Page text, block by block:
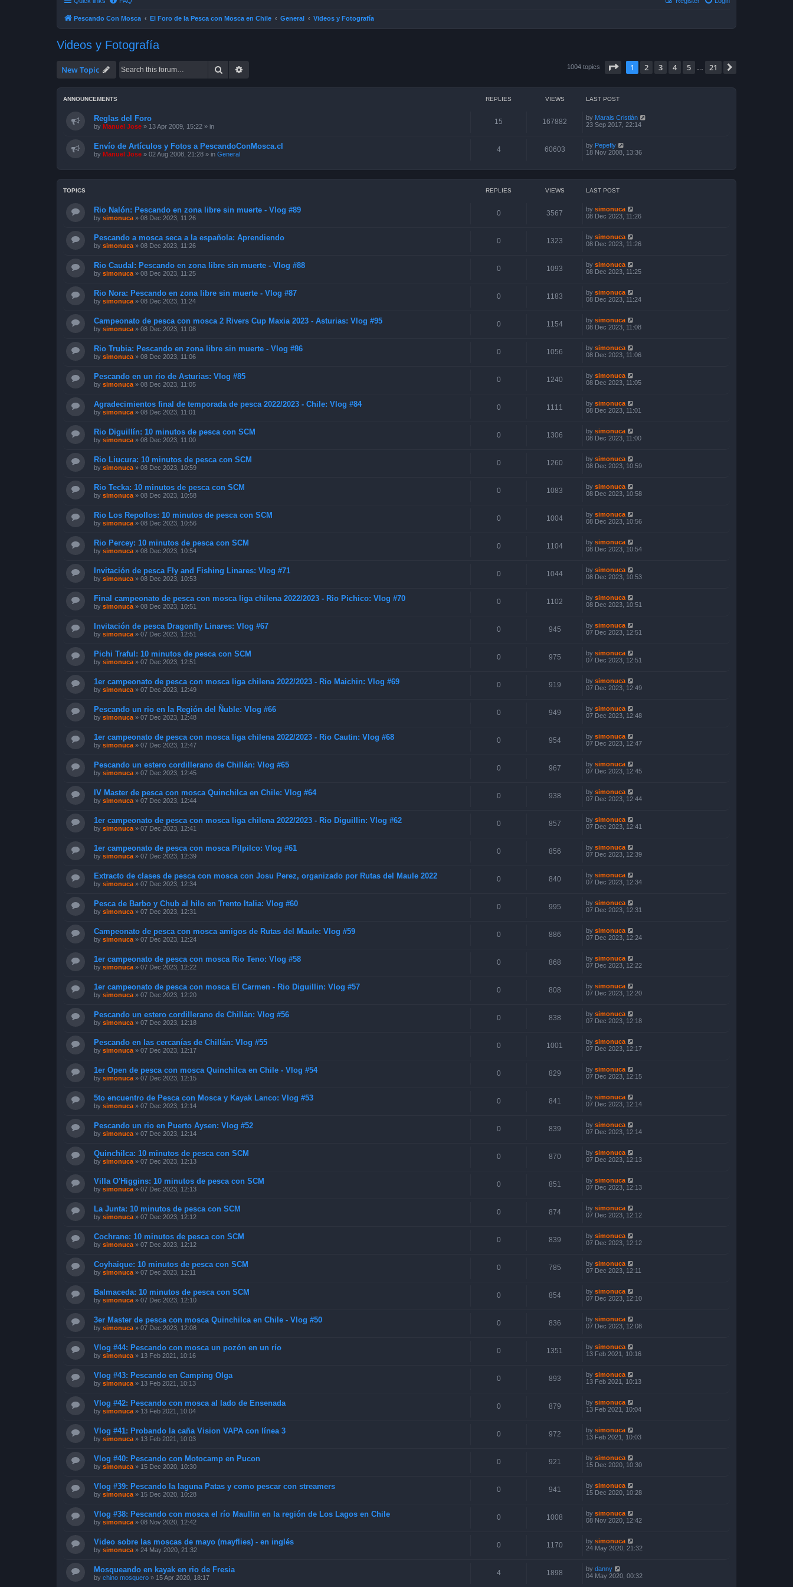
Pescando Con Mosca El Foro de la Pesca con Mosca en Chile General Videos y Fotografía
Videos y Fotografía
New Topic Search 1004 topics Page of 21
1 2 3 4 5 21
ANNOUNCEMENTS REPLIES VIEWS LAST POST
Reglas del Foro
by Manuel Jose » 13 Apr 2009, 15:22 » in
15 167882 by Marais Cristián
23 Sep 2017, 22:14
Envío de Artículos y Fotos a PescandoConMosca.cl
by Manuel Jose » 02 Aug 2008, 21:28 » in General
4 60603 by Pepefly
18 Nov 2008, 13:36
TOPICS REPLIES VIEWS LAST POST
Rio Nalón: Pescando en zona libre sin muerte - Vlog #89
by simonuca » 08 Dec 2023, 11:26
0 3567 by simonuca
08 Dec 2023, 11:26
Pescando a mosca seca a la española: Aprendiendo
by simonuca » 08 Dec 2023, 11:26
0 1323 by simonuca
08 Dec 2023, 11:26
Rio Caudal: Pescando en zona libre sin muerte - Vlog #88
by simonuca » 08 Dec 2023, 11:25
0 1093 by simonuca
08 Dec 2023, 11:25
Rio Nora: Pescando en zona libre sin muerte - Vlog #87
by simonuca » 08 Dec 2023, 11:24
0 1183 by simonuca
08 Dec 2023, 11:24
Campeonato de pesca con mosca 2 Rivers Cup Maxia 2023 - Asturias: Vlog #95
by simonuca » 08 Dec 2023, 11:08
0 1154 by simonuca
08 Dec 2023, 11:08
Rio Trubia: Pescando en zona libre sin muerte - Vlog #86
by simonuca » 08 Dec 2023, 11:06
0 1056 by simonuca
08 Dec 2023, 11:06
Pescando en un rio de Asturias: Vlog #85
by simonuca » 08 Dec 2023, 11:05
0 1240 by simonuca
08 Dec 2023, 11:05
Agradecimientos final de temporada de pesca 2022/2023 - Chile: Vlog #84
by simonuca » 08 Dec 2023, 11:01
0 1111 by simonuca
08 Dec 2023, 11:01
Rio Diguillín: 10 minutos de pesca con SCM
by simonuca » 08 Dec 2023, 11:00
0 1306 by simonuca
08 Dec 2023, 11:00
Rio Liucura: 10 minutos de pesca con SCM
by simonuca » 08 Dec 2023, 10:59
0 1260 by simonuca
08 Dec 2023, 10:59
Rio Tecka: 10 minutos de pesca con SCM
by simonuca » 08 Dec 2023, 10:58
0 1083 by simonuca
08 Dec 2023, 10:58
Rio Los Repollos: 10 minutos de pesca con SCM
by simonuca » 08 Dec 2023, 10:56
0 1004 by simonuca
08 Dec 2023, 10:56
Rio Percey: 10 minutos de pesca con SCM
by simonuca » 08 Dec 2023, 10:54
0 1104 by simonuca
08 Dec 2023, 10:54
Invitación de pesca Fly and Fishing Linares: Vlog #71
by simonuca » 08 Dec 2023, 10:53
0 1044 by simonuca
08 Dec 2023, 10:53
Final campeonato de pesca con mosca liga chilena 2022/2023 - Rio Pichico: Vlog #70
by simonuca » 08 Dec 2023, 10:51
0 1102 by simonuca
08 Dec 2023, 10:51
Invitación de pesca Dragonfly Linares: Vlog #67
by simonuca » 07 Dec 2023, 12:51
0 945 by simonuca
07 Dec 2023, 12:51
Pichi Traful: 10 minutos de pesca con SCM
by simonuca » 07 Dec 2023, 12:51
0 975 by simonuca
07 Dec 2023, 12:51
1er campeonato de pesca con mosca liga chilena 2022/2023 - Rio Maichin: Vlog #69
by simonuca » 07 Dec 2023, 12:49
0 919 by simonuca
07 Dec 2023, 12:49
Pescando un rio en la Región del Ñuble: Vlog #66
by simonuca » 07 Dec 2023, 12:48
0 949 by simonuca
07 Dec 2023, 12:48
1er campeonato de pesca con mosca liga chilena 2022/2023 - Rio Cautin: Vlog #68
by simonuca » 07 Dec 2023, 12:47
0 954 by simonuca
07 Dec 2023, 12:47
Pescando un estero cordillerano de Chillán: Vlog #65
by simonuca » 07 Dec 2023, 12:45
0 967 by simonuca
07 Dec 2023, 12:45
IV Master de pesca con mosca Quinchilca en Chile: Vlog #64
by simonuca » 07 Dec 2023, 12:44
0 938 by simonuca
07 Dec 2023, 12:44
1er campeonato de pesca con mosca liga chilena 2022/2023 - Rio Diguillin: Vlog #62
by simonuca » 07 Dec 2023, 12:41
0 857 by simonuca
07 Dec 2023, 12:41
1er campeonato de pesca con mosca Pilpilco: Vlog #61
by simonuca » 07 Dec 2023, 12:39
0 856 by simonuca
07 Dec 2023, 12:39
Extracto de clases de pesca con mosca con Josu Perez, organizado por Rutas del Maule 2022
by simonuca » 07 Dec 2023, 12:34
0 840 by simonuca
07 Dec 2023, 12:34
Pesca de Barbo y Chub al hilo en Trento Italia: Vlog #60
by simonuca » 07 Dec 2023, 12:31
0 995 by simonuca
07 Dec 2023, 12:31
Campeonato de pesca con mosca amigos de Rutas del Maule: Vlog #59
by simonuca » 07 Dec 2023, 12:24
0 886 by simonuca
07 Dec 2023, 12:24
1er campeonato de pesca con mosca Rio Teno: Vlog #58
by simonuca » 07 Dec 2023, 12:22
0 868 by simonuca
07 Dec 2023, 12:22
1er campeonato de pesca con mosca El Carmen - Rio Diguillin: Vlog #57
by simonuca » 07 Dec 2023, 12:20
0 808 by simonuca
07 Dec 2023, 12:20
Pescando un estero cordillerano de Chillán: Vlog #56
by simonuca » 07 Dec 2023, 12:18
0 838 by simonuca
07 Dec 2023, 12:18
Pescando en las cercanías de Chillán: Vlog #55
by simonuca » 07 Dec 2023, 12:17
0 1001 by simonuca
07 Dec 2023, 12:17
1er Open de pesca con mosca Quinchilca en Chile - Vlog #54
by simonuca » 07 Dec 2023, 12:15
0 829 by simonuca
07 Dec 2023, 12:15
5to encuentro de Pesca con Mosca y Kayak Lanco: Vlog #53
by simonuca » 07 Dec 2023, 12:14
0 841 by simonuca
07 Dec 2023, 12:14
Pescando un rio en Puerto Aysen: Vlog #52
by simonuca » 07 Dec 2023, 12:14
0 839 by simonuca
07 Dec 2023, 12:14
Quinchilca: 10 minutos de pesca con SCM
by simonuca » 07 Dec 2023, 12:13
0 870 by simonuca
07 Dec 2023, 12:13
Villa O'Higgins: 10 minutos de pesca con SCM
by simonuca » 07 Dec 2023, 12:13
0 851 by simonuca
07 Dec 2023, 12:13
La Junta: 10 minutos de pesca con SCM
by simonuca » 07 Dec 2023, 12:12
0 874 by simonuca
07 Dec 2023, 12:12
Cochrane: 10 minutos de pesca con SCM
by simonuca » 07 Dec 2023, 12:12
0 839 by simonuca
07 Dec 2023, 12:12
Coyhaique: 10 minutos de pesca con SCM
by simonuca » 07 Dec 2023, 12:11
0 785 by simonuca
07 Dec 2023, 12:11
Balmaceda: 10 minutos de pesca con SCM
by simonuca » 07 Dec 2023, 12:10
0 854 by simonuca
07 Dec 2023, 12:10
3er Master de pesca con mosca Quinchilca en Chile - Vlog #50
by simonuca » 07 Dec 2023, 12:08
0 836 by simonuca
07 Dec 2023, 12:08
Vlog #44: Pescando con mosca un pozón en un río
by simonuca » 13 Feb 2021, 10:16
0 1351 by simonuca
13 Feb 2021, 10:16
Vlog #43: Pescando en Camping Olga
by simonuca » 13 Feb 2021, 10:13
0 893 by simonuca
13 Feb 2021, 10:13
Vlog #42: Pescando con mosca al lado de Ensenada
by simonuca » 13 Feb 2021, 10:04
0 879 by simonuca
13 Feb 2021, 10:04
Vlog #41: Probando la caña Vision VAPA con línea 3
by simonuca » 13 Feb 2021, 10:03
0 972 by simonuca
13 Feb 2021, 10:03
Vlog #40: Pescando con Motocamp en Pucon
by simonuca » 15 Dec 2020, 10:30
0 921 by simonuca
15 Dec 2020, 10:30
Vlog #39: Pescando la laguna Patas y como pescar con streamers
by simonuca » 15 Dec 2020, 10:28
0 941 by simonuca
15 Dec 2020, 10:28
Vlog #38: Pescando con mosca el río Maullin en la región de Los Lagos en Chile
by simonuca » 08 Nov 2020, 12:42
0 1008 by simonuca
08 Nov 2020, 12:42
Video sobre las moscas de mayo (mayflies) - en inglés
by simonuca » 24 May 2020, 21:32
0 1170 by simonuca
24 May 2020, 21:32
Mosqueando en kayak en rio de Fresia
by chino mosquero » 15 Apr 2020, 18:17
4 1898 by danny
04 May 2020, 00:32